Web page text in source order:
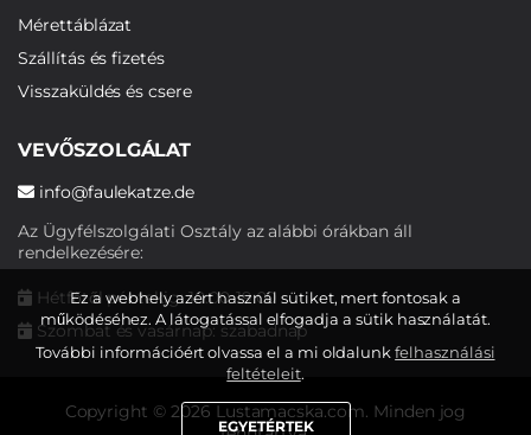
Mérettáblázat
Szállítás és fizetés
Visszaküldés és csere
VEVŐSZOLGÁLAT
info@faulekatze.de
Az Ügyfélszolgálati Osztály az alábbi órákban áll
rendelkezésére:
Hétfőtől péntekig: 10:00-19:00
Szombat és vasárnap: szabadnap
Copyright © 2026 Lustamacska.com. Minden jog
Ez a webhely azért használ sütiket, mert fontosak a
működéséhez. A látogatással elfogadja a sütik használatát.
További információért olvassa el a mi oldalunkfelhasználási
feltételeit.
EGYETÉRTEK